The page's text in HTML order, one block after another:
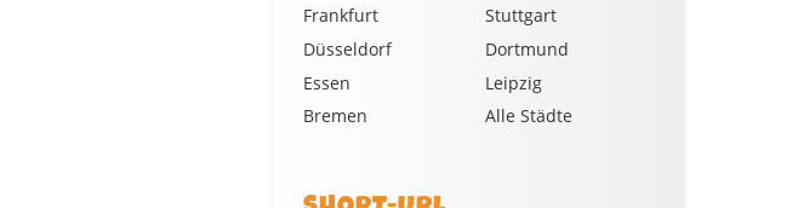
Frankfurt
Stuttgart
Düsseldorf
Dortmund
Essen
Leipzig
Bremen
Alle Städte